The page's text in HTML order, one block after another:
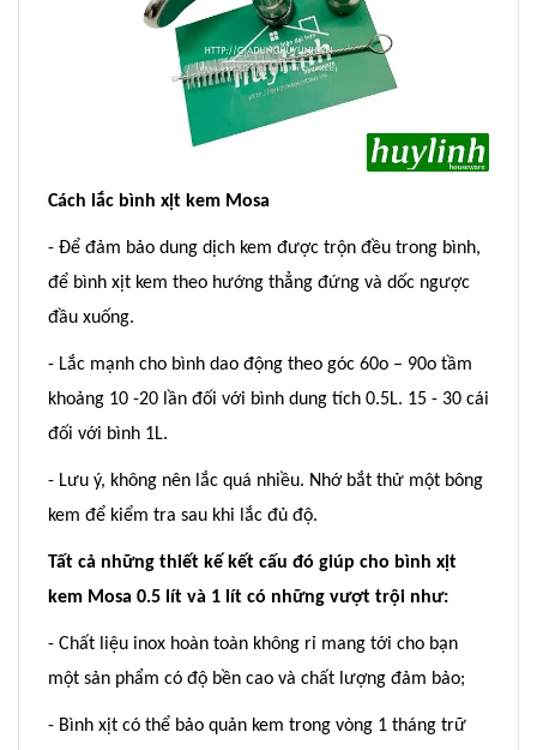
Cách lắc bình xịt kem Mosa
- Để đảm bảo dung dịch kem được trộn đều trong bình,
để bình xịt kem theo hướng thẳng đứng và dốc ngược
đầu xuống.
- Lắc mạnh cho bình dao động theo góc 60o – 90o tầm
khoảng 10 -20 lần đối với bình dung tích 0.5L. 15 - 30 cái
đối với bình 1L.
- Lưu ý, không nên lắc quá nhiều. Nhớ bắt thử một bông
kem để kiểm tra sau khi lắc đủ độ.
Tất cả những thiết kế kết cấu đó giúp cho bình xịt
kem Mosa 0.5 lít và 1 lít có những vượt trội như:
- Chất liệu inox hoàn toàn không rỉ mang tới cho bạn
một sản phẩm có độ bền cao và chất lượng đảm bảo;
- Bình xịt có thể bảo quản kem trong vòng 1 tháng trữ